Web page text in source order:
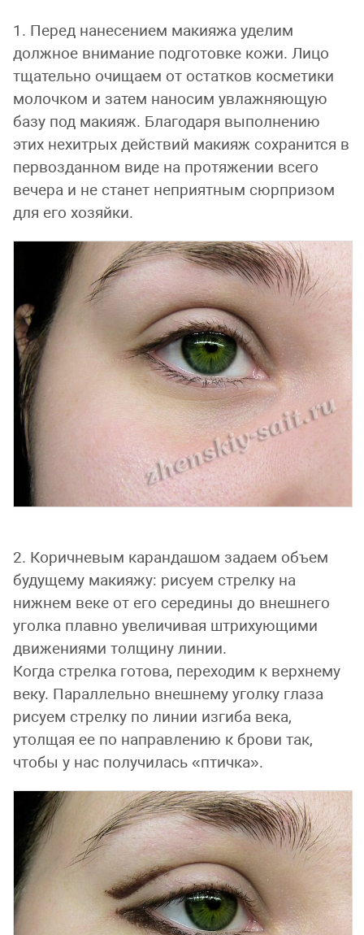
1. Перед нанесением макияжа уделим
должное внимание подготовке кожи. Лицо
тщательно очищаем от остатков косметики
молочком и затем наносим увлажняющую
базу под макияж. Благодаря выполнению
этих нехитрых действий макияж сохранится в
первозданном виде на протяжении всего
вечера и не станет неприятным сюрпризом
для его хозяйки.
2. Коричневым карандашом задаем объем
будущему макияжу: рисуем стрелку на
нижнем веке от его середины до внешнего
уголка плавно увеличивая штрихующими
движениями толщину линии.
Когда стрелка готова, переходим к верхнему
веку. Параллельно внешнему уголку глаза
рисуем стрелку по линии изгиба века,
утолщая ее по направлению к брови так,
чтобы у нас получилась «птичка».